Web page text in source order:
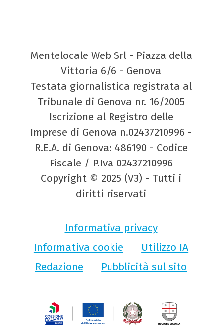
Mentelocale Web Srl - Piazza della
Vittoria 6/6 - Genova
Testata giornalistica registrata al
Tribunale di Genova nr. 16/2005
Iscrizione al Registro delle
Imprese di Genova n.02437210996 -
R.E.A. di Genova: 486190 - Codice
Fiscale / P.Iva 02437210996
Copyright © 2025 (V3) - Tutti i
diritti riservati
Informativa privacy
Informativa cookie
Utilizzo IA
Redazione
Pubblicità sul sito